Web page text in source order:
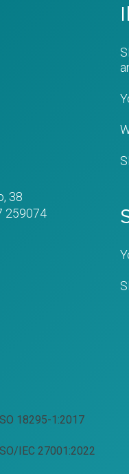
38
259074
18295-1:2017
IEC 27001:2022